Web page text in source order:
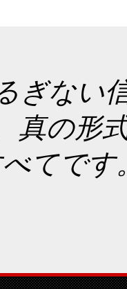
ぎない
真の形
てです。